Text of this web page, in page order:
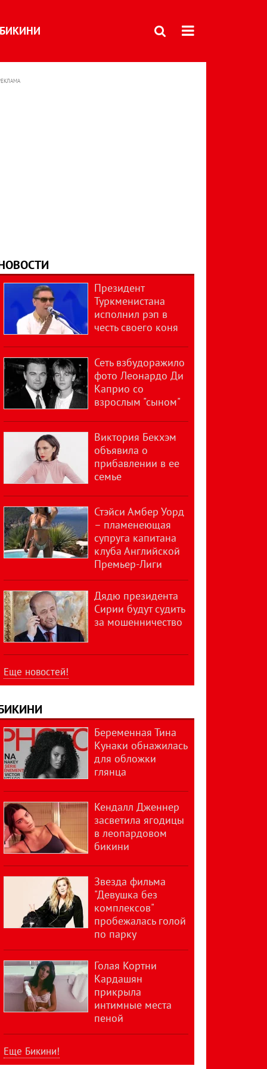
БИКИНИ
Президент
Туркменистана
исполнил рэп в
честь своего коня
Сеть взбудоражило
фото Леонардо Ди
Каприо со
взрослым "сыном"
Виктория Бекхэм
объявила о
прибавлении в ее
семье
Стэйси Амбер Уорд
– пламенеющая
супруга капитана
клуба Английской
Премьер-Лиги
Дядю президента
Сирии будут судить
за мошенничество
Еще новостей!
Беременная Тина
Кунаки обнажилась
для обложки
глянца
Кендалл Дженнер
засветила ягодицы
в леопардовом
бикини
Звезда фильма
"Девушка без
комплексов"
пробежалась голой
по парку
Голая Кортни
Кардашян
прикрыла
интимные места
пеной
Еще Бикини!